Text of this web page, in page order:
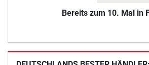
Bereits zum 10. Mal in